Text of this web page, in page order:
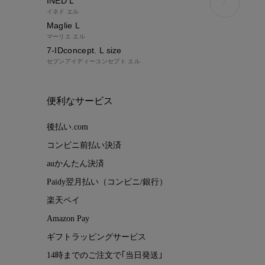
イネド エル
Maglie L
マーリエ エル
7-IDconcept. L size
セブンアイディーコンセプト エル
便利なサービス
後払い.com
コンビニ前払い決済
auかんたん決済
Paidy翌月払い（コンビニ/銀行）
楽天ペイ
Amazon Pay
ギフトラッピングサービス
14時までのご注文で｢当日発送｣